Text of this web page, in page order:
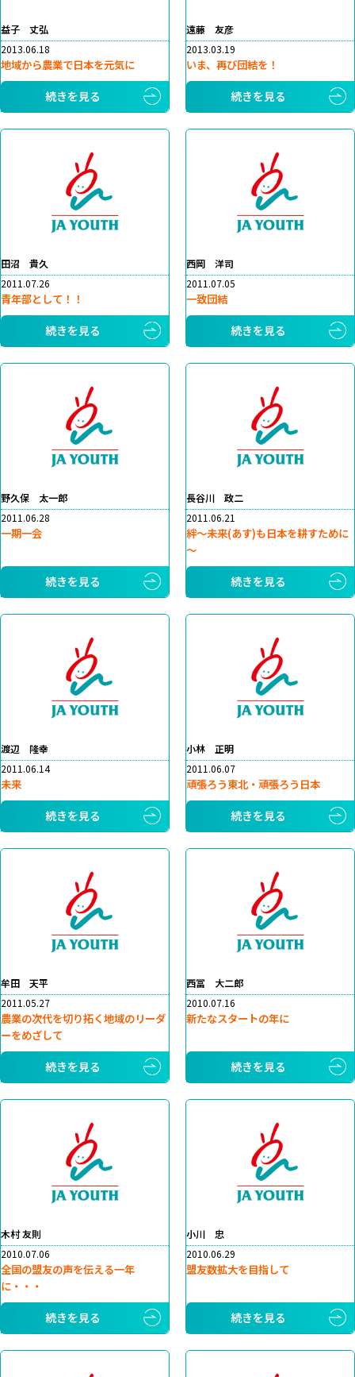
益子 丈弘
2013.06.18
地域から農業で日本を元気に
続きを見る
遠藤 友彦
2013.03.19
いま、再び団結を！
続きを見る
田沼 貴久
2011.07.26
青年部として！！
続きを見る
西岡 洋司
2011.07.05
一致団結
続きを見る
野久保 太一郎
2011.06.28
一期一会
続きを見る
長谷川 政二
2011.06.21
絆～未来(あす)も日本を耕すために
～
続きを見る
渡辺 隆幸
2011.06.14
未来
続きを見る
小林 正明
2011.06.07
頑張ろう東北・頑張ろう日本
続きを見る
牟田 天平
2011.05.27
農業の次代を切り拓く地域のリーダ
ーをめざして
続きを見る
西冨 大二郎
2010.07.16
新たなスタートの年に
続きを見る
木村 友則
2010.07.06
全国の盟友の声を伝える一年
に・・・
続きを見る
小川 忠
2010.06.29
盟友数拡大を目指して
続きを見る